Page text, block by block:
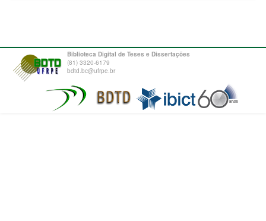
Biblioteca Digital de Teses e Dissertações
(81) 3320-6179
bdtd.bc@ufrpe.br